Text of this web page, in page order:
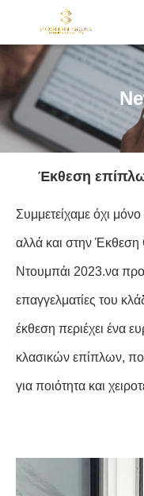
Έκθεση
Συμμετείχαμε όχι
αλλά και στην
Ντουμπάι 2023.να
επαγγελματίες του
έκθεση περιέχει ένα
κλασικών επίπλων,
για ποιότητα και